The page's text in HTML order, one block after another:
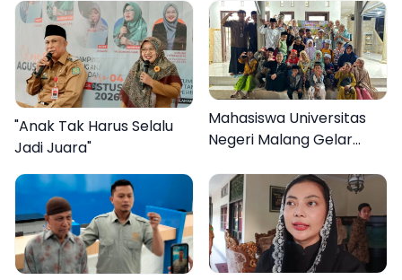
"Anak Tak Harus Selalu
Jadi Juara"
Mahasiswa Universitas
Negeri Malang Gelar
Desa Dapenda